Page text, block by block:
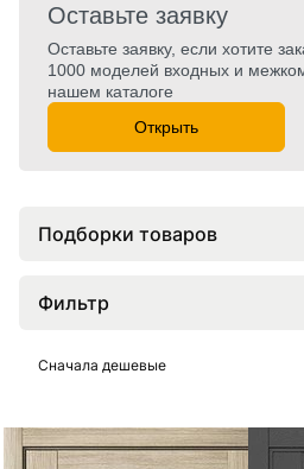
Оставьте заявку
Оставьте заявку, если хотите
1000 моделей входных и
нашем каталоге
Открыть
Подборки товаров
Фильтр
Сначала дешевые